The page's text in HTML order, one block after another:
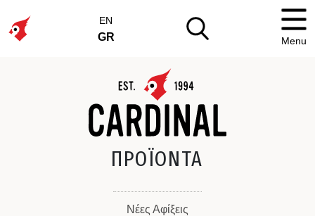
EN
GR Menu
ΠΡΟΪΟΝΤΑ
Νέες Αφίξεις